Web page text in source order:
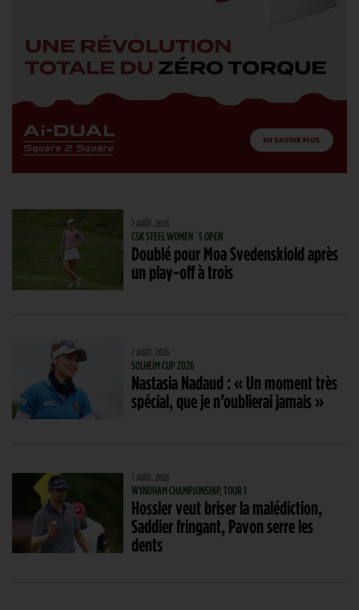
7 AOÛT. 2026
CSK STEEL WOMEN´S OPEN
Doublé pour Moa Svedenskiold après
un play-off à trois
7 AOÛT. 2026
SOLHEIM CUP 2026
Nastasia Nadaud : « Un moment très
spécial, que je n’oublierai jamais »
7 AOÛT. 2026
WYNDHAM CHAMPIONSHIP, TOUR 1
Hossler veut briser la malédiction,
Saddier fringant, Pavon serre les
dents